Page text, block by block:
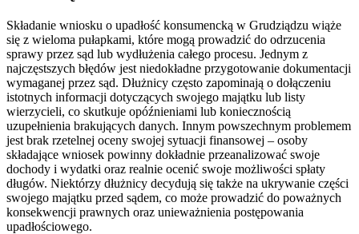
Składanie wniosku o upadłość konsumencką w Grudziądzu wiąże
się z wieloma pułapkami, które mogą prowadzić do odrzucenia
sprawy przez sąd lub wydłużenia całego procesu. Jednym z
najczęstszych błędów jest niedokładne przygotowanie dokumentacji
wymaganej przez sąd. Dłużnicy często zapominają o dołączeniu
istotnych informacji dotyczących swojego majątku lub listy
wierzycieli, co skutkuje opóźnieniami lub koniecznością
uzupełnienia brakujących danych. Innym powszechnym problemem
jest brak rzetelnej oceny swojej sytuacji finansowej – osoby
składające wniosek powinny dokładnie przeanalizować swoje
dochody i wydatki oraz realnie ocenić swoje możliwości spłaty
długów. Niektórzy dłużnicy decydują się także na ukrywanie części
swojego majątku przed sądem, co może prowadzić do poważnych
konsekwencji prawnych oraz unieważnienia postępowania
upadłościowego.